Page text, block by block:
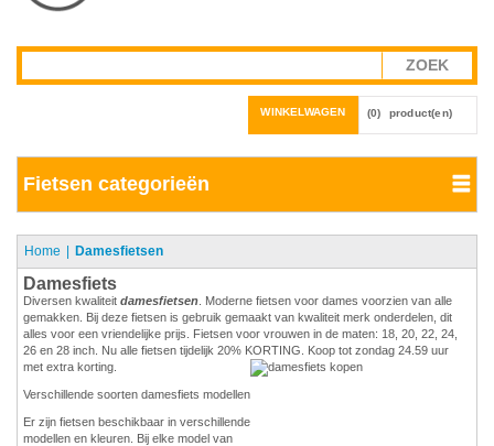
WINKELWAGEN (0) product(en)
Fietsen categorieën
Home Damesfietsen
Damesfiets
Diversen kwaliteit damesfietsen . Moderne fietsen voor dames voorzien van alle
gemakken. Bij deze fietsen is gebruik gemaakt van kwaliteit merk onderdelen, dit
alles voor een vriendelijke prijs. Fietsen voor vrouwen in de maten: 18, 20, 22, 24,
26 en 28 inch. Nu alle fietsen tijdelijk 20% KORTING. Koop tot zondag 24.59 uur
met extra korting.
Verschillende soorten damesfiets modellen
Er zijn fietsen beschikbaar in verschillende
modellen en kleuren. Bij elke model van